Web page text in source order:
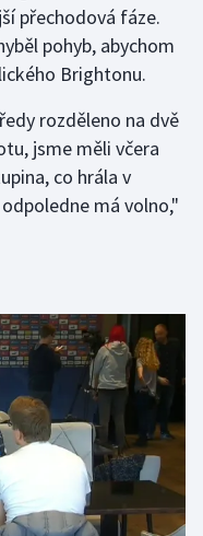
přechodová fáze.
pohyb, abychom
Brightonu.
rozděleno na dvě
jsme měli včera
co hrála v
má volno,"